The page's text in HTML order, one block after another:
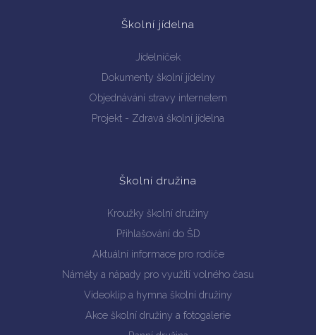
Školní jídelna
Jídelníček
Dokumenty školní jídelny
Objednávání stravy internetem
Projekt - Zdravá školní jídelna
Školní družina
Kroužky školní družiny
Přihlašování do ŠD
Aktuální informace pro rodiče
Náměty a nápady pro využití volného času
Videoklip a hymna školní družiny
Akce školní družiny a fotogalerie